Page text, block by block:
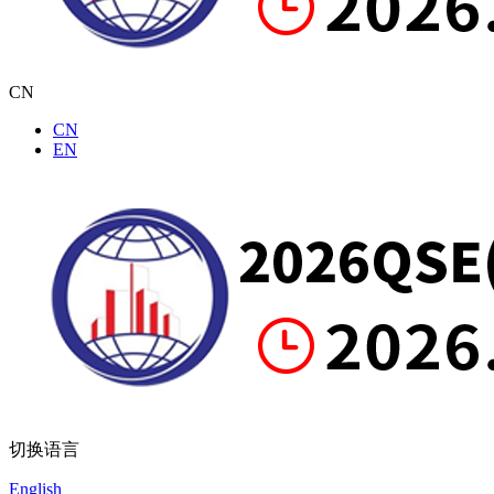
CN
CN
EN
切换语言
English